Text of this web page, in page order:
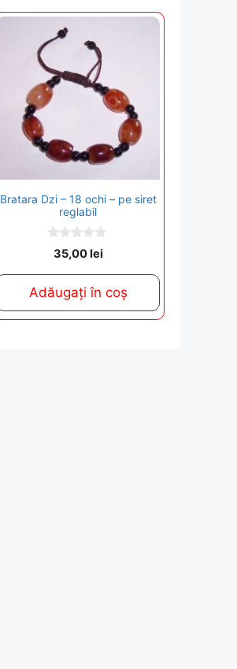
Bratara Dzi – 18 ochi – pe siret
reglabil
o
5
35,00lei
Adăugați în coș